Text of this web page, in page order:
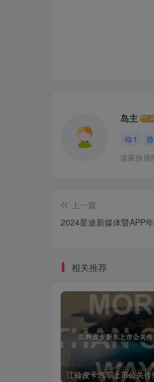
执行落地，方案时间
播目标、传播总体策
力：拥有对应区域媒
套长安汽车引力&启源
传播等线上线下动作
导经销商门店开展系
名，活动专员不低于3
CHANGAN AUTO智慧
到主流，智能化能力持
渗透率不断攀升，截
岛主
1
这家伙很
上一篇
2024星途新媒体暨APP
相关推荐
江铃皮卡汽车上市公关传